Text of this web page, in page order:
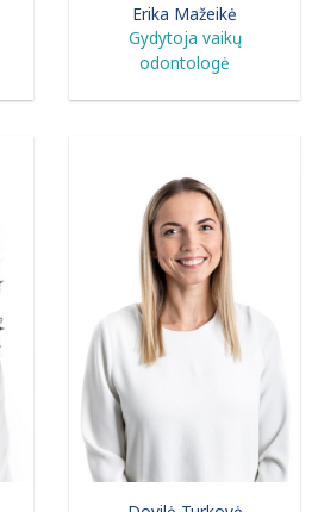
Erika Mažeikė
Gydytoja vaikų
odontologė